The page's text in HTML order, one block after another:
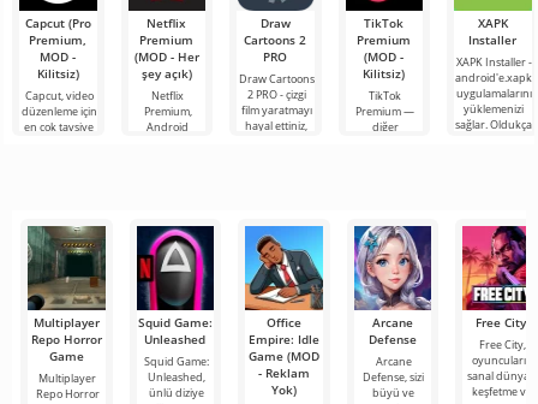
Capcut (Pro
Premium,
MOD -
Kilitsiz)
Capcut, video
düzenleme için
en çok tavsiye
Netflix
Premium
(MOD - Her
şey açık)
Netflix
Premium,
Android
Draw
Cartoons 2
PRO
Draw Cartoons
2 PRO - çizgi
film yaratmayı
hayal ettiniz,
TikTok
Premium
(MOD -
Kilitsiz)
TikTok
Premium —
diğer
sağlayan
XAPK
Installer
XAPK Installer -
android'e.xapk
uygulamalarını
yüklemenizi
sağlar. Oldukça
Multiplayer
Repo Horror
Game
Multiplayer
Repo Horror
Squid Game:
Unleashed
Squid Game:
Unleashed,
ünlü diziye
Office
Empire: Idle
Game (MOD
- Reklam
Yok)
Arcane
Defense
Arcane
Defense, sizi
büyü ve
Free City
Free City,
oyuncuların
sanal dünyayı
keşfetme ve